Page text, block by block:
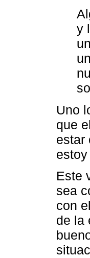
y
Uno
que
estar
Este
sea
con
de la